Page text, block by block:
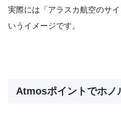
実際には「アラスカ航空のサ
いうイメージです。
Atmosポイントでホノ